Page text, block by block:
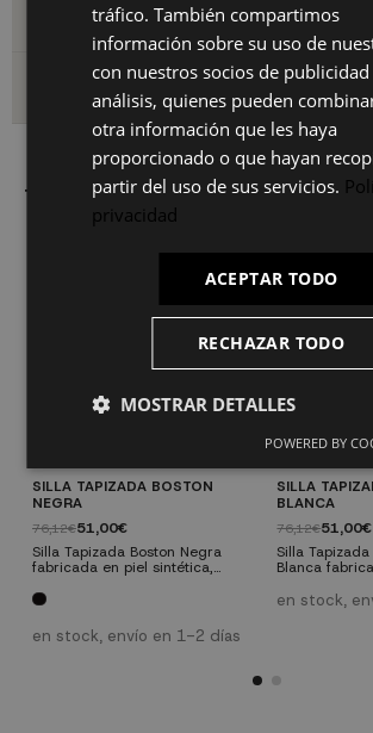
Detalles del producto
Envío y devoluciones
También le puede interesar
SILLA TAPIZADA BOSTON
NEGRA
76,12€51,00€
Silla Tapizada Boston Negra
fabricada en piel sintética,
poliuretano de alta resistencia
que lo hace ideal para un uso
prolongado en el tiempo,
en stock, envío en 1-2 días
SILLA
BLANCA
76,12€51,00€
Silla Tapizada
Blanca
poliuretano
con una
en stock,
tráfico. También compartimos
información sobre su uso de
con nuestros socios de
análisis, quienes pueden
otra información que les haya
proporcionado o que hayan
partir del uso de sus servicios.
privacidad
ACEPTAR TODO
RECHAZAR TODO
MOSTRAR DETALLES
POWERED BY